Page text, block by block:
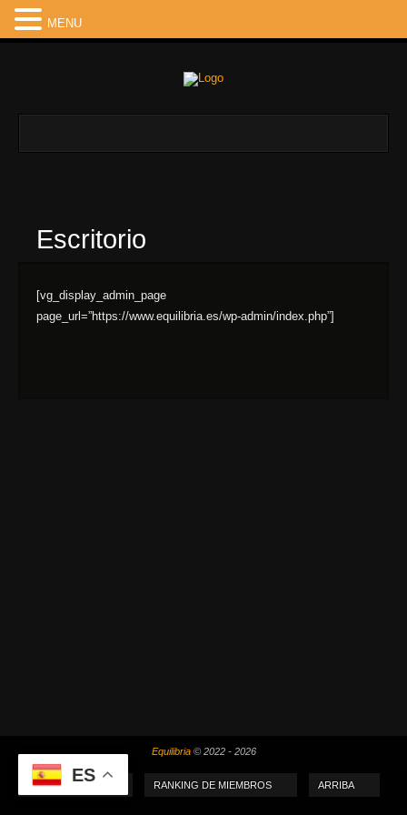
Escritorio
[vg_display_admin_page
page_url=”https://www.equilibria.es/wp-admin/index.php”]
Equilibria© 2022 - 2026
MI PUNTUACIÓN RANKING DE MIEMBROS ARRIBA
ES
MENU